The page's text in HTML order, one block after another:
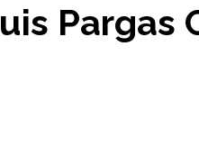
Pargas